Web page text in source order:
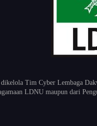
Tim Cyber Lembaga
LDNU maupun dari